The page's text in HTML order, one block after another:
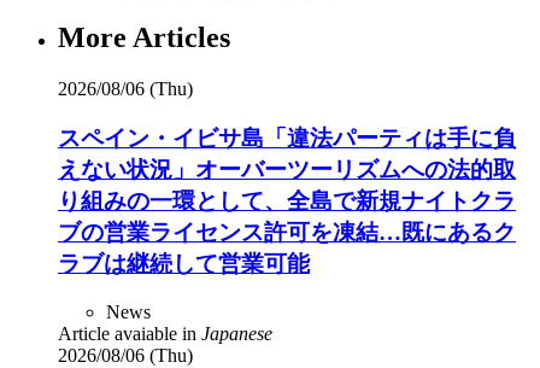
More Articles
2026/08/06 (Thu)
スペイン・イビサ島「違法パーティは手に負
えない状況」オーバーツーリズムへの法的取
り組みの一環として、全島で新規ナイトクラ
ブの営業ライセンス許可を凍結…既にあるク
ラブは継続して営業可能
News
Article avaiable in Japanese
2026/08/06 (Thu)